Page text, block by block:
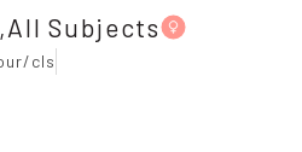
Subjects
cls